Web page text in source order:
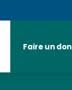
Faire un don